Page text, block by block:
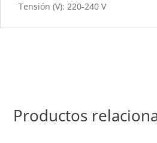
Tensión (V): 220-240 V
Productos